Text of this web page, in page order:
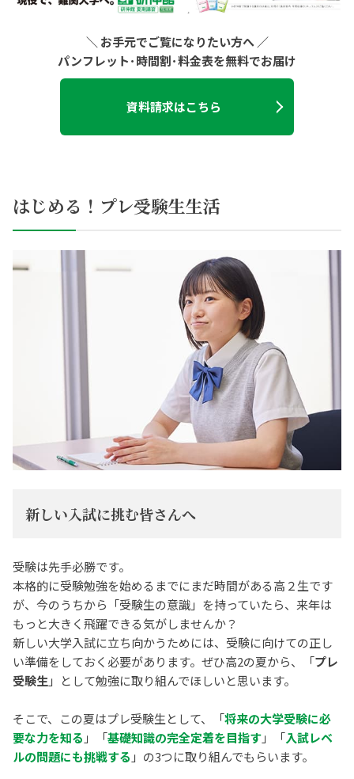
＼ お手元でご覧になりたい方へ ／
パンフレット･時間割･料金表を無料でお届け
資料請求はこちら
はじめる！プレ受験生生活
新しい入試に挑む皆さんへ
受験は先手必勝です。
本格的に受験勉強を始めるまでにまだ時間がある高２生です
が、今のうちから「受験生の意識」を持っていたら、来年は
もっと大きく飛躍できる気がしませんか？
新しい大学入試に立ち向かうためには、受験に向けての正し
い準備をしておく必要があります。ぜひ高2の夏から、「プレ
受験生 」として勉強に取り組んでほしいと思います。
そこで、この夏はプレ受験生として、「将来の大学受験に必
要な力を知る 」「基礎知識の完全定着を目指す」「入試レベ
ルの問題にも挑戦する 」の3つに取り組んでもらいます。